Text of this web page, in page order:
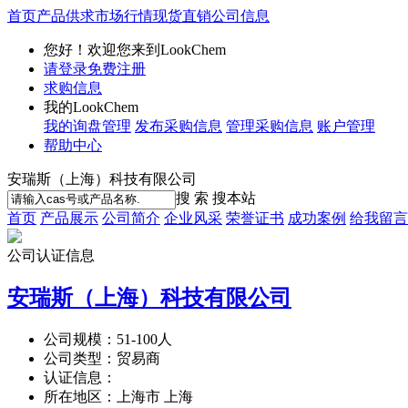
首页产品供求市场行情现货直销公司信息
您好！欢迎您来到LookChem
请登录免费注册
求购信息
我的LookChem
我的询盘管理 发布采购信息 管理采购信息 账户管理
帮助中心
安瑞斯（上海）科技有限公司
搜 索 搜本站
首页 产品展示 公司简介 企业风采 荣誉证书 成功案例 给我留言
公司认证信息
安瑞斯（上海）科技有限公司
公司规模： 51-100人
公司类型： 贸易商
认证信息：
所在地区：
上海市 上海